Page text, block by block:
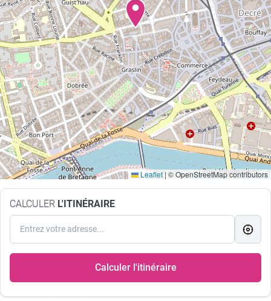
Leaflet |© OpenStreetMap contributors
CALCULER L'ITINÉRAIRE
Calculer l'itinéraire